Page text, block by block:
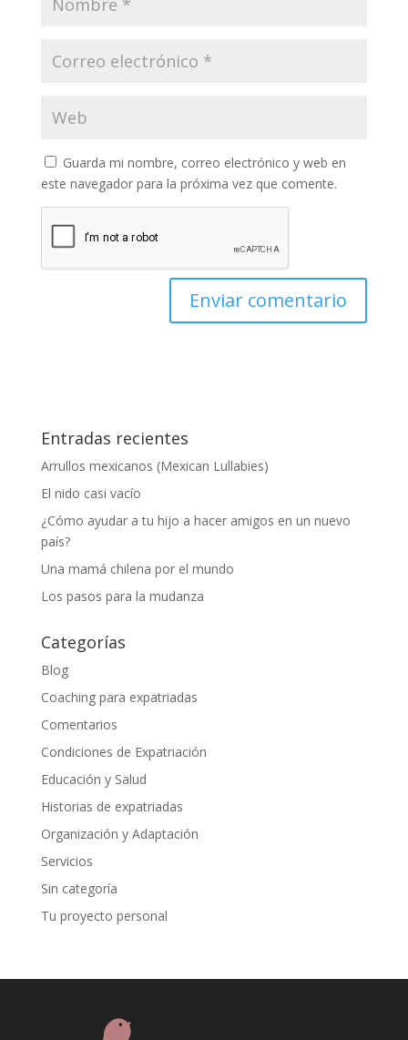
Guarda mi nombre, correo electrónico y web en
este navegador para la próxima vez que comente.
Entradas recientes
Arrullos mexicanos (Mexican Lullabies)
El nido casi vacío
¿Cómo ayudar a tu hijo a hacer amigos en un nuevo
país?
Una mamá chilena por el mundo
Los pasos para la mudanza
Categorías
Blog
Coaching para expatriadas
Comentarios
Condiciones de Expatriación
Educación y Salud
Historias de expatriadas
Organización y Adaptación
Servicios
Sin categoría
Tu proyecto personal